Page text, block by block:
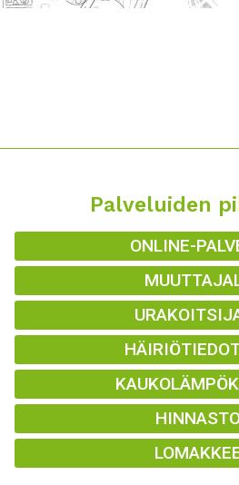
Palveluiden
ONLINE-